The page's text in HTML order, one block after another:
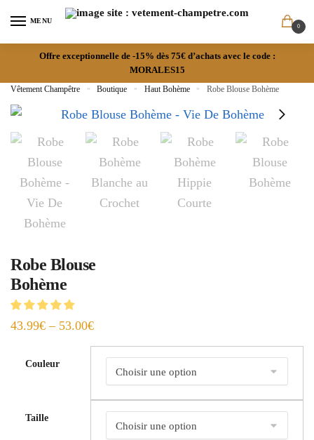
MENU
0
Offre exceptionnelle de -15% dès 75€ d’achats avec le code :
MORALES15
Vêtement Champêtre » Boutique » Haut Bohème » Robe Blouse Bohème
Robe Blouse
Bohème
43.99€ – 53.00€
Couleur
Taille